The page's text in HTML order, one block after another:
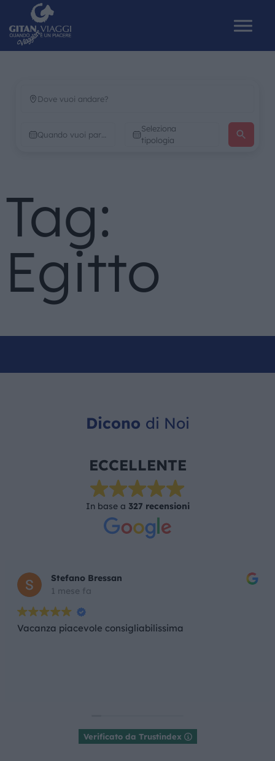
Seleziona
tipologia
CHI SIAMO
IL MONDO GITAN
CONTATTI
Tag:
Egitto
Dicono di Noi
ECCELLENTE
In base a 327 recensioni
Stefano Bressan
1 mese fa
Vacanza piacevole consigliabilissima
Verificato da Trustindex